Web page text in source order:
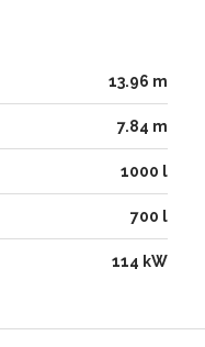
13.96 m
7.84 m
1000 l
700 l
114 kW